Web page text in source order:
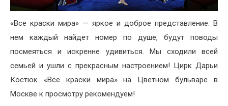
«Все краски мира» — яркое и доброе представление. В
нем каждый найдет номер по душе, будут поводы
посмеяться и искренне удивиться. Мы сходили всей
семьей и ушли с прекрасным настроением! Цирк Дарьи
Костюк «Все краски мира» на Цветном бульваре в
Москве к просмотру рекомендуем!